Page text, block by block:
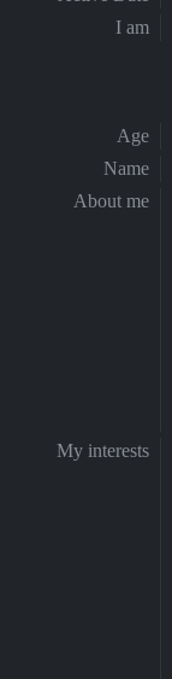
I am
Age
Name
About me
My interests